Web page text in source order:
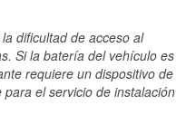
dificultad de acceso al
Si la batería del vehículo es
requiere un dispositivo de
el servicio de instalación